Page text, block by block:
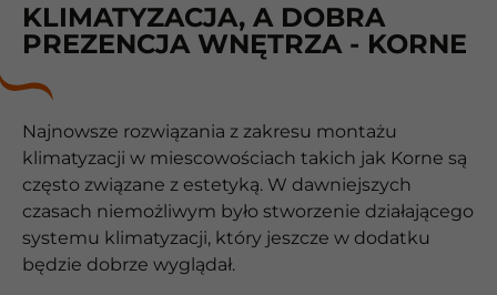
KLIMATYZACJA, A DOBRA
PREZENCJA WNĘTRZA - KORNE
Najnowsze rozwiązania z zakresu montażu
klimatyzacji w miescowościach takich jak Korne są
często związane z estetyką. W dawniejszych
czasach niemożliwym było stworzenie działającego
systemu klimatyzacji, który jeszcze w dodatku
będzie dobrze wyglądał.